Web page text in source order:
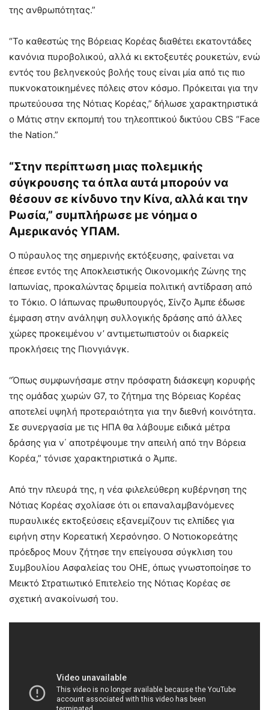
της ανθρωπότητας.”
“Το καθεστώς της Βόρειας Κορέας διαθέτει εκατοντάδες
κανόνια πυροβολικού, αλλά κι εκτοξευτές ρουκετών, ενώ
εντός του βεληνεκούς βολής τους είναι μία από τις πιο
πυκνοκατοικημένες πόλεις στον κόσμο. Πρόκειται για την
πρωτεύουσα της Νότιας Κορέας,” δήλωσε χαρακτηριστικά
ο Μάτις στην εκπομπή του τηλεοπτικού δικτύου CBS “Face
the Nation.”
“Στην περίπτωση μιας πολεμικής
σύγκρουσης τα όπλα αυτά μπορούν να
θέσουν σε κίνδυνο την Κίνα, αλλά και την
Ρωσία,” συμπλήρωσε με νόημα ο
Αμερικανός ΥΠΑΜ.
Ο πύραυλος της σημερινής εκτόξευσης, φαίνεται να
έπεσε εντός της Αποκλειστικής Οικονομικής Ζώνης της
Ιαπωνίας, προκαλώντας δριμεία πολιτική αντίδραση από
το Τόκιο. Ο Ιάπωνας πρωθυπουργός, Σίνζο Άμπε έδωσε
έμφαση στην ανάληψη συλλογικής δράσης από άλλες
χώρες προκειμένου ν’ αντιμετωπιστούν οι διαρκείς
προκλήσεις της Πιονγιάνγκ.
“Όπως συμφωνήσαμε στην πρόσφατη διάσκεψη κορυφής
της ομάδας χωρών G7, το ζήτημα της Βόρειας Κορέας
αποτελεί υψηλή προτεραιότητα για την διεθνή κοινότητα.
Σε συνεργασία με τις ΗΠΑ θα λάβουμε ειδικά μέτρα
δράσης για ν΄ αποτρέψουμε την απειλή από την Βόρεια
Κορέα,” τόνισε χαρακτηριστικά ο Άμπε.
Από την πλευρά της, η νέα φιλελεύθερη κυβέρνηση της
Νότιας Κορέας σχολίασε ότι οι επαναλαμβανόμενες
πυραυλικές εκτοξεύσεις εξανεμίζουν τις ελπίδες για
ειρήνη στην Κορεατική Χερσόνησο. Ο Νοτιοκορεάτης
πρόεδρος Μουν ζήτησε την επείγουσα σύγκλιση του
Συμβουλίου Ασφαλείας του ΟΗΕ, όπως γνωστοποίησε το
Μεικτό Στρατιωτικό Επιτελείο της Νότιας Κορέας σε
σχετική ανακοίνωσή του.